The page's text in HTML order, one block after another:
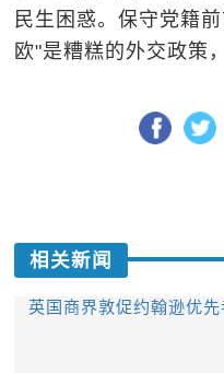
民生困惑。保守党籍
欧"是糟糕的外交政策
相关新闻
英国商界敦促约翰逊优